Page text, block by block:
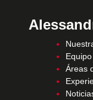
Equipo
Áreas